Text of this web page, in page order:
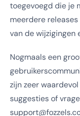
toegevoegd die je
meerdere
van de wijzigingen
Nogmaals een
zijn zeer
suggesties of